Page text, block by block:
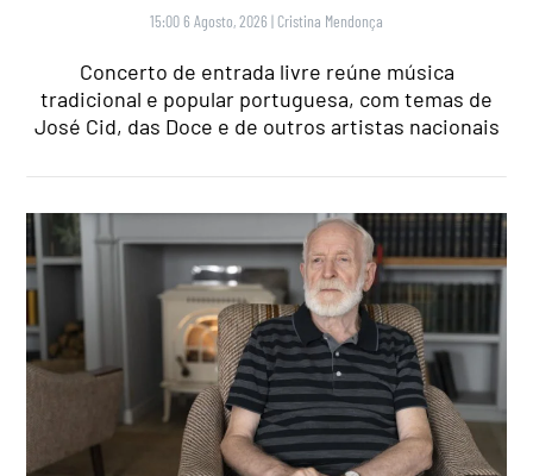
15:00 6 Agosto, 2026 | Cristina Mendonça
Concerto de entrada livre reúne música
tradicional e popular portuguesa, com temas de
José Cid, das Doce e de outros artistas nacionais